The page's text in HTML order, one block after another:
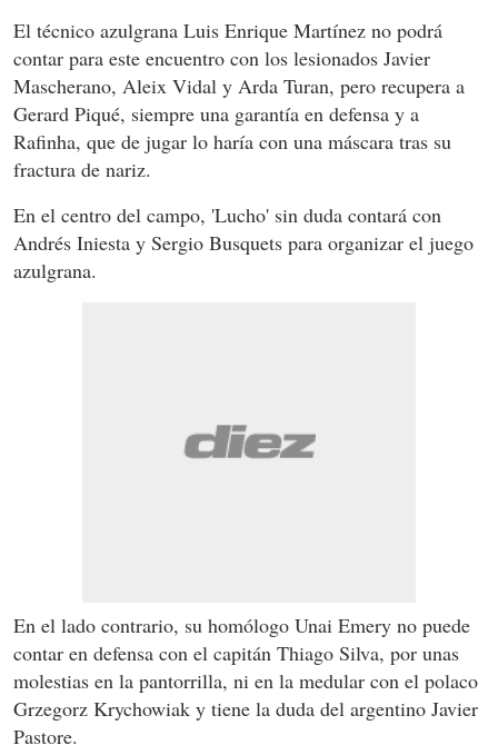
El técnico azulgrana Luis Enrique Martínez no podrá
contar para este encuentro con los lesionados Javier
Mascherano, Aleix Vidal y Arda Turan, pero recupera a
Gerard Piqué, siempre una garantía en defensa y a
Rafinha, que de jugar lo haría con una máscara tras su
fractura de nariz.
En el centro del campo, 'Lucho' sin duda contará con
Andrés Iniesta y Sergio Busquets para organizar el juego
azulgrana.
En el lado contrario, su homólogo Unai Emery no puede
contar en defensa con el capitán Thiago Silva, por unas
molestias en la pantorrilla, ni en la medular con el polaco
Grzegorz Krychowiak y tiene la duda del argentino Javier
Pastore.